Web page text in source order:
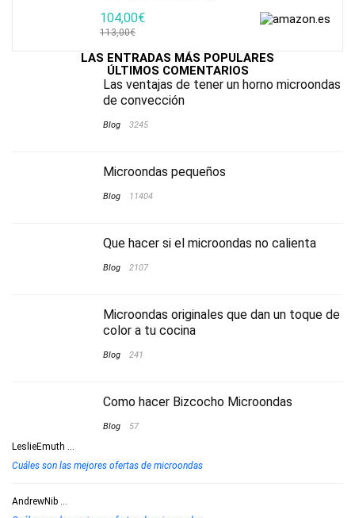
104,00€
113,00€
LAS ENTRADAS MÁS POPULARES
ÚLTIMOS COMENTARIOS
Las ventajas de tener un horno microondas
de convección
Blog 3245
Microondas pequeños
Blog 11404
Que hacer si el microondas no calienta
Blog 2107
Microondas originales que dan un toque de
color a tu cocina
Blog 241
Como hacer Bizcocho Microondas
Blog 57
LeslieEmuth ...
Cuáles son las mejores ofertas de microondas
AndrewNib ...